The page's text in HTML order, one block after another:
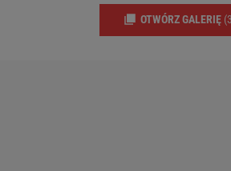
OTWÓRZ GALERIĘ